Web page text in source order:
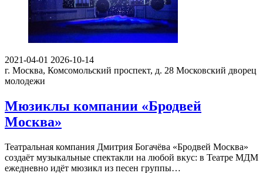
2021-04-01 2026-10-14
г. Москва, Комсомольский проспект, д. 28 Московский дворец
молодежи
Мюзиклы компании «Бродвей
Москва»
Театральная компания Дмитрия Богачёва «Бродвей Москва»
создаёт музыкальные спектакли на любой вкус: в Театре МДМ
ежедневно идёт мюзикл из песен группы…